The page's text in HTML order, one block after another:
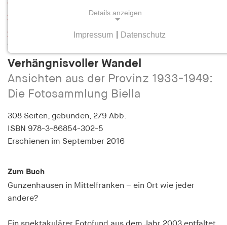
Thomas Medicus
Verhängnisvoller Wandel
Ansichten aus der Provinz 1933-1949:
Die Fotosammlung Biella
308 Seiten, gebunden, 279 Abb.
ISBN 978-3-86854-302-5
Erschienen im September 2016
Zum Buch
Gunzenhausen in Mittelfranken – ein Ort wie jeder
andere?
Details anzeigen
Notwendige Cookies helfen dabei, eine Webseite
nutzbar zu machen, indem sie Grundfunktionen
wie Seitennavigation und Zugriff auf sichere
Bereiche der Webseite ermöglichen. Die Webseite
funktionieren.
cookie_consent
cookie_consent
Impressum Datenschutz